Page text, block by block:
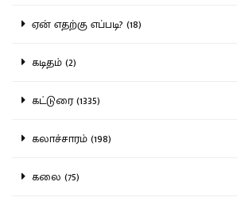
ஏன் எதற்கு எப்படி? (18)
கடிதம் (2)
கட்டுரை (1335)
கலாச்சாரம் (198)
கலை (75)